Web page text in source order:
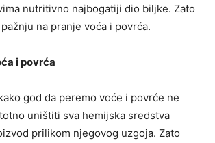
nutritivno najbogatiji dio biljke. Zato
na pranje voća i povrća.
i povrća
god da peremo voće i povrće ne
uništiti sva hemijska sredstva
prilikom njegovog uzgoja. Zato